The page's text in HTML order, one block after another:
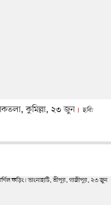
কুমিল্লা, ২৩ জুন
ছবি: